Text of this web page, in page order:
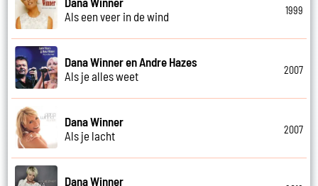
Als een veer in de wind
1999
Dana Winner en Andre Hazes
Als je alles weet
2007
Dana Winner
Als je lacht
2007
Dana Winner